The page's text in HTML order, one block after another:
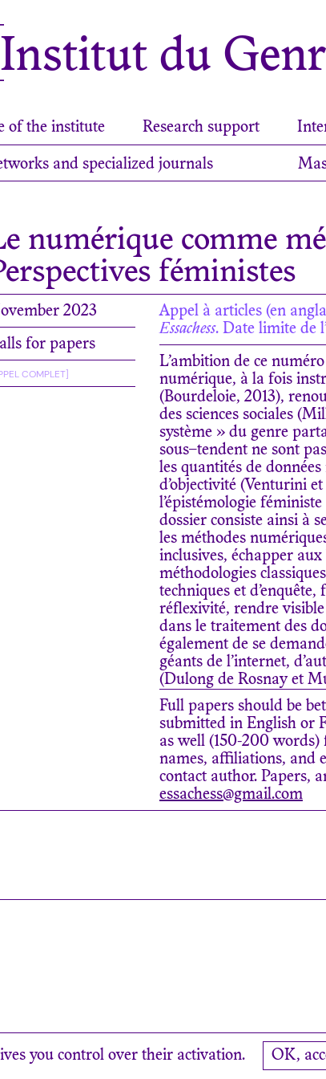
Institut du
of the institute Research support
and specialized journals
numérique comme
féministes
2023
for papers
COMPLET]
Appel à articles (en
Essachess. Date limite de
L’ambition de ce
numérique, à la fois
(Bourdeloie, 2013),
des sciences sociales
système » du genre
sous–tendent ne sont pas
les quantités de
d’objectivité (Venturini et
l’épistémologie
dossier consiste ainsi à
les méthodes
inclusives, échapper aux
méthodologies
techniques et
réflexivité, rendre visible
dans le traitement des
également de se
géants de l’internet,
(Dulong de Rosnay et
Full papers should be
submitted in English or
as well (150-200
names, affiliations, and
contact author. Papers,
essachess@gmail.com
Credits
you control over their activation. OK,